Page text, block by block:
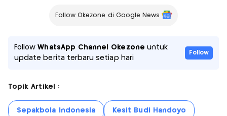
Follow Okezone di Google News
FollowWhatsApp Channel Okezone untuk
update berita terbaru setiap hari
Follow
Topik Artikel :
Sepakbola Indonesia Kesit Budi Handoyo